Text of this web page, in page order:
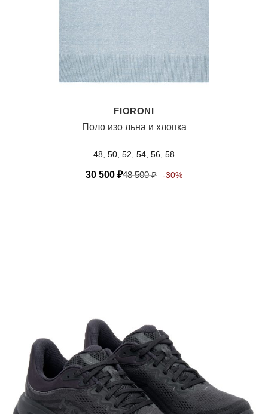
FIORONI
Поло изо льна и хлопка
48, 50, 52, 54, 56, 58
30 500 ₽48 500₽ -30%